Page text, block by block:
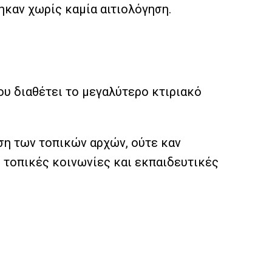
χωρίς καμία αιτιολόγηση.
διαθέτει το μεγαλύτερο κτιριακό
των τοπικών αρχών, ούτε καν
κοινωνίες και εκπαιδευτικές